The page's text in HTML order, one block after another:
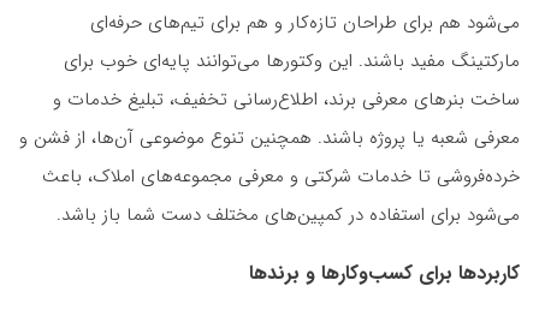
می‌شود هم برای طراحان تازه‌کار و هم برای تیم‌های حرفه‌ای
مارکتینگ مفید باشند. این وکتورها می‌توانند پایه‌ای خوب برای
ساخت بنرهای معرفی برند، اطلاع‌رسانی تخفیف، تبلیغ خدمات و
معرفی شعبه یا پروژه باشند. همچنین تنوع موضوعی آن‌ها، از فشن و
خرده‌فروشی تا خدمات شرکتی و معرفی مجموعه‌های املاک، باعث
می‌شود برای استفاده در کمپین‌های مختلف دست شما باز باشد.
کاربردها برای کسب‌وکارها و برندها